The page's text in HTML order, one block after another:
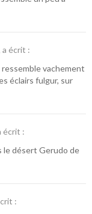
a écrit :
vachement
éclairs fulgur, sur
écrit :
le désert Gerudo de
: